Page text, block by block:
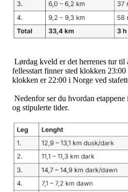
Lørdag kveld er det herrenes tur til
fellesstart finner sted klokken
klokken er 22:00 i Norge ved
Nedenfor ser du hvordan
og stipulerte tider.